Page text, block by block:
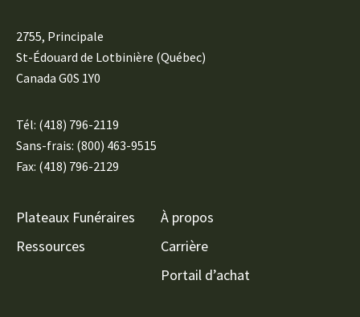
2755, Principale
St-Édouard de Lotbinière (Québec)
Canada G0S 1Y0
Tél: (418) 796-2119
Sans-frais: (800) 463-9515
Fax: (418) 796-2129
Plateaux Funéraires
Ressources
À propos
Carrière
Portail d’achat